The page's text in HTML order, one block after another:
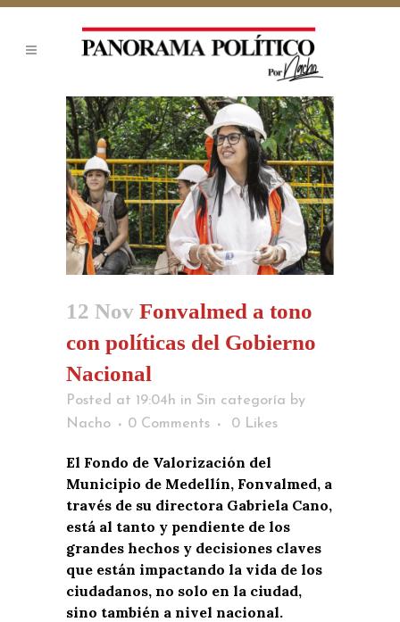
12 Nov Fonvalmed a tono
con políticas del Gobierno
Nacional
Posted at 19:04h in Sin categoría by
Nacho
0 Comments 0 Likes
El Fondo de Valorización del
Municipio de Medellín, Fonvalmed, a
través de su directora Gabriela Cano,
está al tanto y pendiente de los
grandes hechos y decisiones claves
que están impactando la vida de los
ciudadanos, no solo en la ciudad,
sino también a nivel nacional.